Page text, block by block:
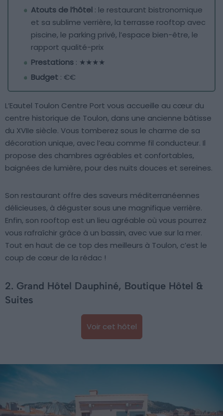
Atouts de l’hôtel : le restaurant bistronomique
et sa sublime verrière, la terrasse rooftop avec
piscine, le parking privé, l’espace bien-être, le
rapport qualité-prix
Prestations : ★★★★
Budget : €€
L’Eautel Toulon Centre Port vous accueille au cœur du
centre historique de Toulon, dans une ancienne bâtisse
du XVIIe siècle. Vous tomberez sous le charme de sa
décoration unique, avec l’eau comme fil conducteur. Il
propose des chambres agréables et confortables,
baignées de lumière, pour des nuits douces et sereines.
Son restaurant offre des saveurs méditerranéennes
délicieuses, à déguster sous une magnifique verrière.
Enfin, son rooftop est un lieu agréable où vous pourrez
vous rafraîchir grâce à un bassin, avec vue sur la mer.
Tout en haut de ce top des meilleurs à Toulon, c’est le
coup de cœur de la rédac !
2. Grand Hôtel Dauphiné, Boutique Hôtel &
Suites
Voir cet hôtel